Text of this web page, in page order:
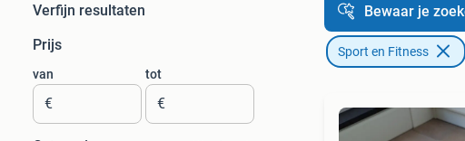
Verfijn resultaten
Prijs
van
€
tot
€
Bewaar je
Sport en Fitness